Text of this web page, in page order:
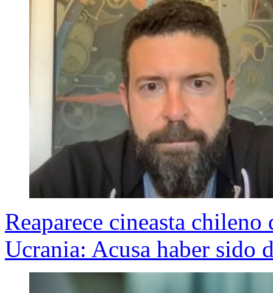
Reaparece cineasta
Ucrania: Acusa haber sido